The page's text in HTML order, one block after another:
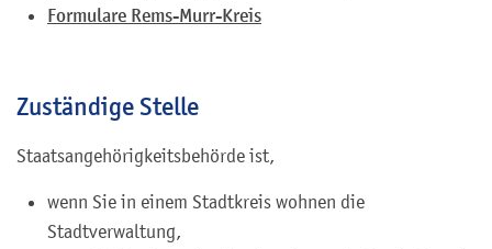
Formulare Rems-Murr-Kreis
Zuständige Stelle
Staatsangehörigkeitsbehörde ist,
wenn Sie in einem Stadtkreis wohnen die
Stadtverwaltung,